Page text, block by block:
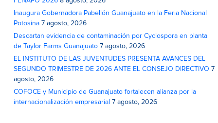
Inaugura Gobernadora Pabellón Guanajuato en la Feria Nacional
Potosina 7 agosto, 2026
Descartan evidencia de contaminación por Cyclospora en planta
de Taylor Farms Guanajuato 7 agosto, 2026
EL INSTITUTO DE LAS JUVENTUDES PRESENTA AVANCES DEL
SEGUNDO TRIMESTRE DE 2026 ANTE EL CONSEJO DIRECTIVO 7
agosto, 2026
COFOCE y Municipio de Guanajuato fortalecen alianza por la
internacionalización empresarial 7 agosto, 2026